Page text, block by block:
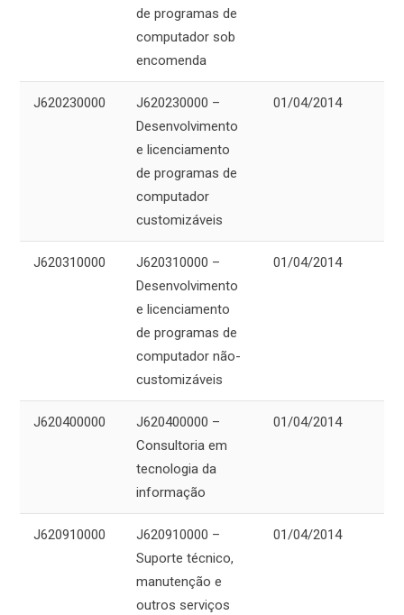
de programas de
computador sob
encomenda
J620230000
J620230000 –
Desenvolvimento
e licenciamento
de programas de
computador
customizáveis
01/04/2014
J620310000
J620310000 –
Desenvolvimento
e licenciamento
de programas de
computador não-
customizáveis
01/04/2014
J620400000
J620400000 –
Consultoria em
tecnologia da
informação
01/04/2014
J620910000
J620910000 –
Suporte técnico,
manutenção e
outros serviços
01/04/2014